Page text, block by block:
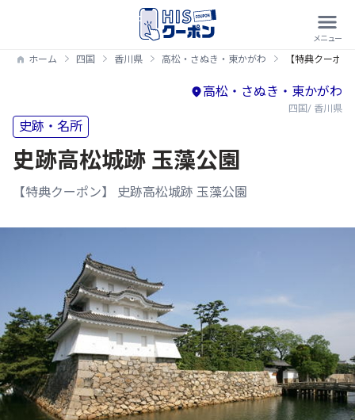
ホーム 四国 香川県 高松・さぬき・東かがわ 【特典クーポ
高松・さぬき・東かがわ
四国/ 香川県
史跡・名所
史跡高松城跡 玉藻公園
【特典クーポン】 史跡高松城跡 玉藻公園